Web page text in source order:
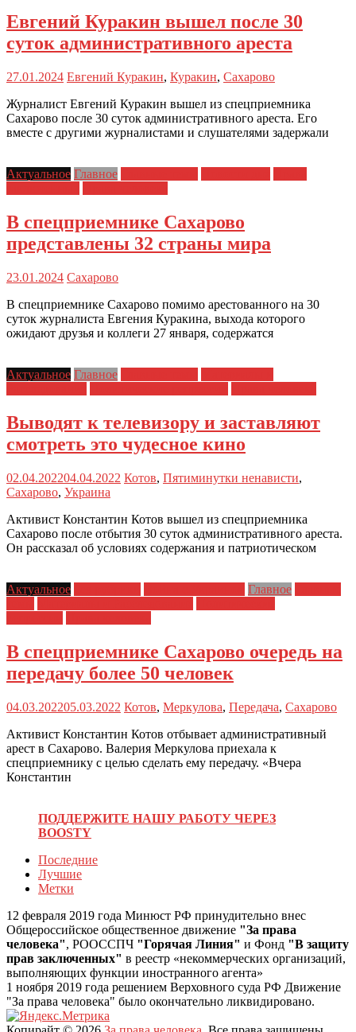
Евгений Куракин вышел после 30
суток административного ареста
27.01.2024 Евгений Куракин, Куракин, Сахарово
Журналист Евгений Куракин вышел из спецприемника
Сахарово после 30 суток административного ареста. Его
вместе с другими журналистами и слушателями задержали
Актуальное Главное
В спецприемнике Сахарово
представлены 32 страны мира
23.01.2024 Сахарово
В спецприемнике Сахарово помимо арестованного на 30
суток журналиста Евгения Куракина, выхода которого
ожидают друзья и коллеги 27 января, содержатся
Актуальное Главное
Выводят к телевизору и заставляют
смотреть это чудесное кино
02.04.202204.04.2022 Котов, Пятиминутки ненависти,
Сахарово, Украина
Активист Константин Котов вышел из спецприемника
Сахарово после отбытия 30 суток административного ареста.
Он рассказал об условиях содержания и патриотическом
Актуальное Главное
В спецприемнике Сахарово очередь на
передачу более 50 человек
04.03.202205.03.2022 Котов, Меркулова, Передача, Сахарово
Активист Константин Котов отбывает административный
арест в Сахарово. Валерия Меркулова приехала к
спецприемнику с целью сделать ему передачу. «Вчера
Константин
ПОДДЕРЖИТЕ НАШУ РАБОТУ ЧЕРЕЗ
BOOSTY
Последние
Лучшие
Метки
12 февраля 2019 года Минюст РФ принудительно внес
Общероссийское общественное движение "За права
человека", РООССПЧ "Горячая Линия" и Фонд "В защиту
прав заключенных" в реестр «некоммерческих организаций,
выполняющих функции иностранного агента»
1 ноября 2019 года решением Верховного суда РФ Движение
"За права человека" было окончательно ликвидировано.